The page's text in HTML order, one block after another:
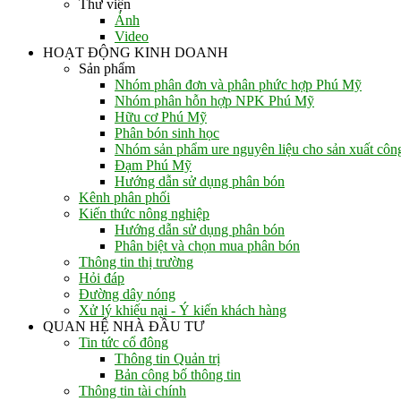
Thư viện
Ảnh
Video
HOẠT ĐỘNG KINH DOANH
Sản phẩm
Nhóm phân đơn và phân phức hợp Phú Mỹ
Nhóm phân hỗn hợp NPK Phú Mỹ
Hữu cơ Phú Mỹ
Phân bón sinh học
Nhóm sản phẩm ure nguyên liệu cho sản xuất
Đạm Phú Mỹ
Hướng dẫn sử dụng phân bón
Kênh phân phối
Kiến thức nông nghiệp
Hướng dẫn sử dụng phân bón
Phân biệt và chọn mua phân bón
Thông tin thị trường
Hỏi đáp
Đường dây nóng
Xử lý khiếu nại - Ý kiến khách hàng
QUAN HỆ NHÀ ĐẦU TƯ
Tin tức cổ đông
Thông tin Quản trị
Bản công bố thông tin
Thông tin tài chính